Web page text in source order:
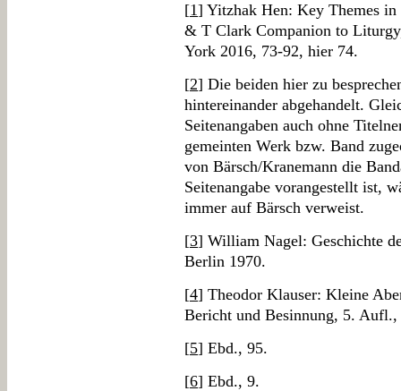
[1] Yitzhak Hen: Key Themes
& T Clark Companion to
York 2016, 73-92, hier 74.
[2] Die beiden hier zu
hintereinander abgehandelt.
Seitenangaben auch ohne
gemeinten Werk bzw. Band
von Bärsch/Kranemann die
Seitenangabe vorangestellt ist,
immer auf Bärsch verweist.
[3] William Nagel: Geschichte
Berlin 1970.
[4] Theodor Klauser: Kleine
Bericht und Besinnung, 5.
[5] Ebd., 95.
[6] Ebd., 9.